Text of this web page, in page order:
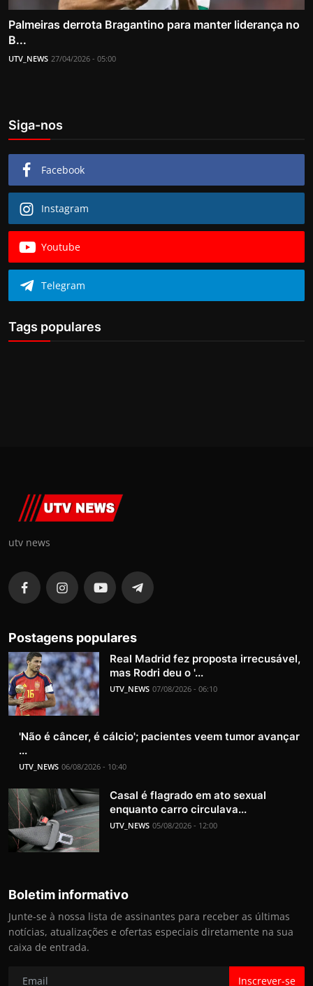
Palmeiras derrota Bragantino para manter liderança no
B...
UTV_NEWS 27/04/2026 - 05:00
Siga-nos
Facebook
Instagram
Youtube
Telegram
Tags populares
utv news
Postagens populares
Real Madrid fez proposta irrecusável,
mas Rodri deu o '...
UTV_NEWS 07/08/2026 - 06:10
'Não é câncer, é cálcio'; pacientes veem tumor avançar
...
UTV_NEWS 06/08/2026 - 10:40
Casal é flagrado em ato sexual
enquanto carro circulava...
UTV_NEWS 05/08/2026 - 12:00
Boletim informativo
Junte-se à nossa lista de assinantes para receber as últimas
notícias, atualizações e ofertas especiais diretamente na sua
caixa de entrada.
Inscrever-se